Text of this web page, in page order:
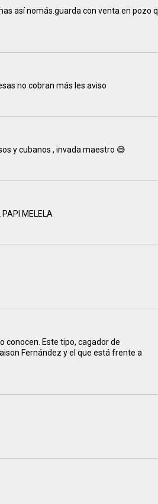
así nomás.guarda con venta en pozo q
no cobran más les aviso
y cubanos , invada maestro 😅
MELELA
conocen. Este tipo, cagador de
Fernández y el que está frente a